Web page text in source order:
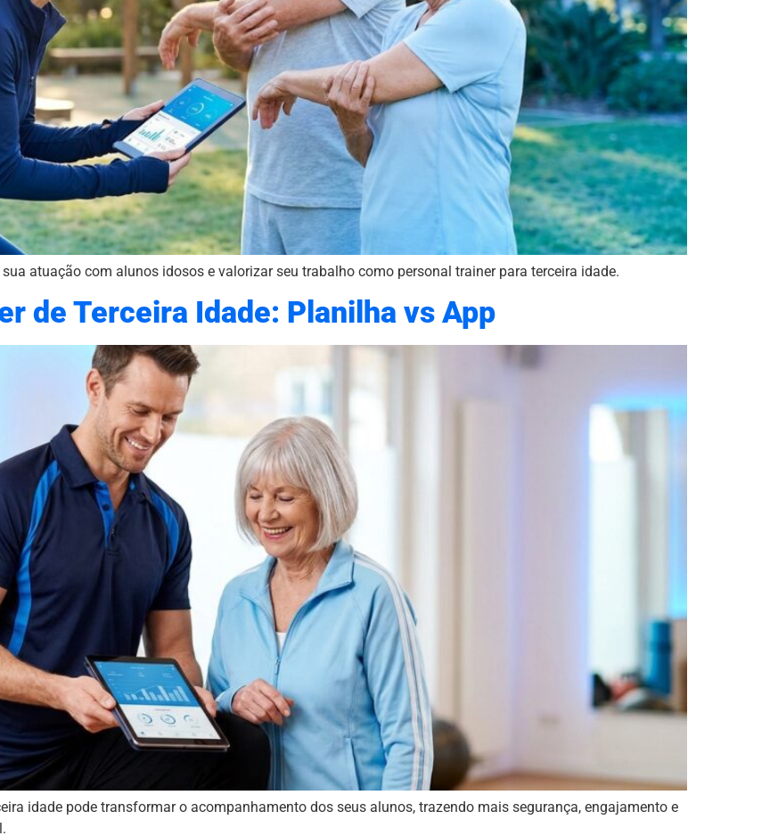
atuação com alunos idosos e valorizar seu trabalho como personal trainer para terceira idade.
de Terceira Idade: Planilha vs App
idade pode transformar o acompanhamento dos seus alunos, trazendo mais segurança, engajamento e